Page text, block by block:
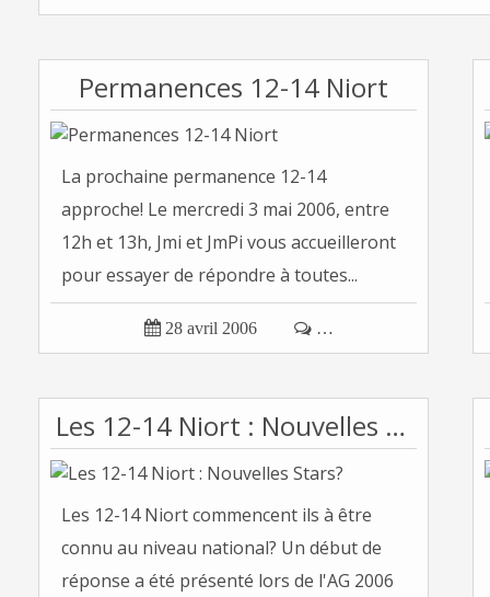
Permanences 12-14 Niort
La prochaine permanence 12-14
approche! Le mercredi 3 mai 2006, entre
12h et 13h, Jmi et JmPi vous accueilleront
pour essayer de répondre à toutes...
 28 avril 2006  …
Les 12-14 Niort : Nouvelles Stars?
Les 12-14 Niort commencent ils à être
connu au niveau national? Un début de
réponse a été présenté lors de l'AG 2006